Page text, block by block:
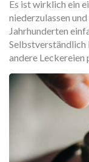
Es ist wirklich ein
niederzulassen
Jahrhunderten
Selbstverständlich
andere Leckereien